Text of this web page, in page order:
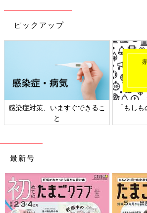
ピックアップ
感染症対策、いますぐできるこ
と
「もし
最新号